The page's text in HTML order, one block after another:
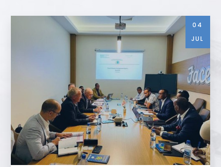
04
JUL